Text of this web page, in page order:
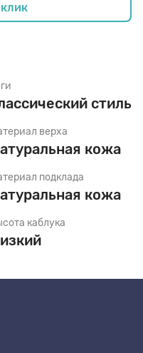
стиль
верха
кожа
подклада
кожа
каблука